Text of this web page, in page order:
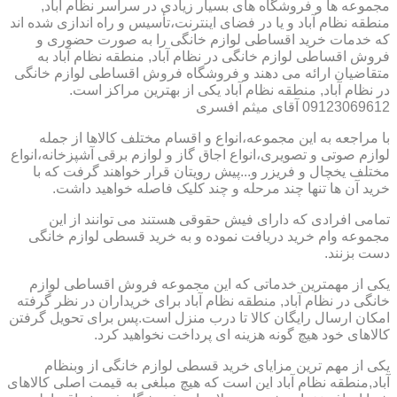
مجموعه ها و فروشگاه های بسیار زیادی در سراسر نظام آباد,
منطقه نظام آباد و یا در فضای اینترنت،تأسیس و راه اندازی شده اند
که خدمات خرید اقساطی لوازم خانگی را به صورت حضوری و
فروش اقساطی لوازم خانگی در نظام آباد, منطقه نظام آباد به
متقاضیان ارائه می دهند و فروشگاه فروش اقساطی لوازم خانگی
در نظام آباد, منطقه نظام آباد یکی از بهترین مراکز است.
09123069612 آقای میثم افسری
با مراجعه به این مجموعه،انواع و اقسام مختلف کالاها از جمله
لوازم صوتی و تصویری،انواع اجاق گاز و لوازم برقی آشپزخانه،انواع
مختلف یخچال و فریزر و...پیش رویتان قرار خواهند گرفت که با
خرید آن ها تنها چند مرحله و چند کلیک فاصله خواهید داشت.
تمامی افرادی که دارای فیش حقوقی هستند می توانند از این
مجموعه وام خرید دریافت نموده و به خرید قسطی لوازم خانگی
دست بزنند.
یکی از مهمترین خدماتی که این مجموعه فروش اقساطی لوازم
خانگی در نظام آباد, منطقه نظام آباد برای خریداران در نظر گرفته
امکان ارسال رایگان کالا تا درب منزل است.پس برای تحویل گرفتن
کالاهای خود هیچ گونه هزینه ای پرداخت نخواهید کرد.
یکی از مهم ترین مزایای خرید قسطی لوازم خانگی از وبنظام
آباد,منطقه نظام آباد این است که هیچ مبلغی به قیمت اصلی کالاهای